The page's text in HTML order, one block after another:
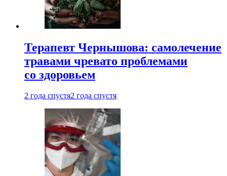
Терапевт Чернышова: самолечение
травами чревато проблемами
со здоровьем
2 года спустя2 года спустя